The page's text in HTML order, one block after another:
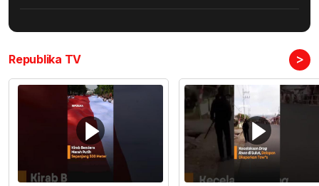
Republika TV >